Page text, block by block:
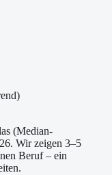
(Median-
. Wir zeigen 3–5
Beruf – ein